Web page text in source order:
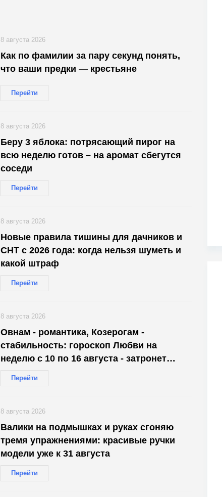
Как по фамилии за пару секунд понять,
что ваши предки — крестьяне
Перейти
8 августа 2026
Беру 3 яблока: потрясающий пирог на
всю неделю готов – на аромат сбегутся
соседи
Перейти
8 августа 2026
Новые правила тишины для дачников и
СНТ с 2026 года: когда нельзя шуметь и
какой штраф
Перейти
8 августа 2026
Овнам - романтика, Козерогам -
стабильность: гороскоп Любви на
неделю с 10 по 16 августа - затронет
Перейти
8 августа 2026
Валики на подмышках и руках сгоняю
тремя упражнениями: красивые ручки
модели уже к 31 августа
Перейти
8 августа 2026